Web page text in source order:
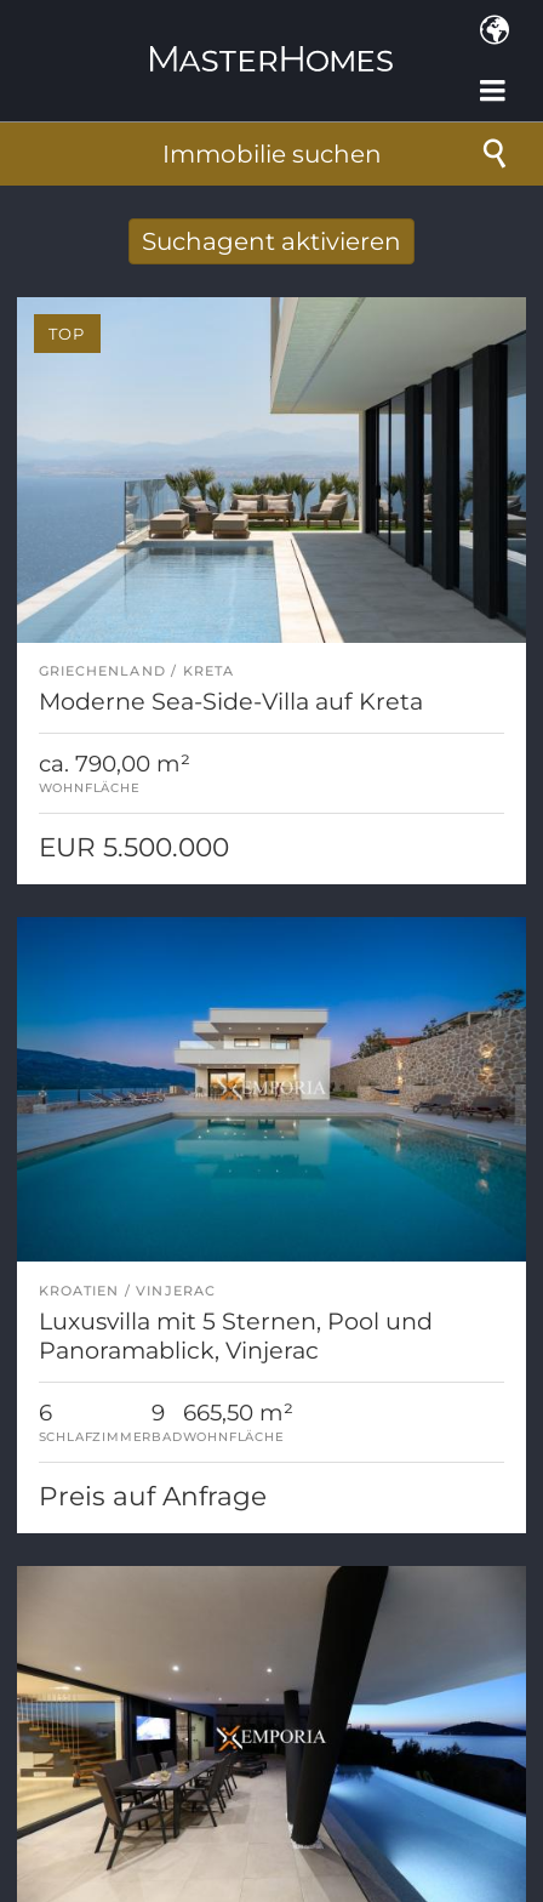
Immobilie suchen
Suchagent aktivieren
E-Mail-Adresse*
GRIECHENLAND KRETA
Moderne Sea-Side-Villa auf Kreta
ca. 790,00 m²
WOHNFLÄCHE
EUR 5.500.000
TOP
KROATIEN VINJERAC
Luxusvilla mit 5 Sternen, Pool und
Panoramablick, Vinjerac
6
SCHLAFZIMMER
9
BAD
665,50 m²
WOHNFLÄCHE
Preis auf Anfrage